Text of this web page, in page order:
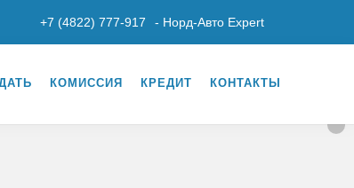
+7 (4822) 777-917 - Норд-Авто Expert
КОМИССИЯ КРЕДИТ КОНТАКТЫ